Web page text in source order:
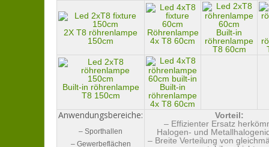
2X T8 röhrenlampe
150cm
Röhrenlampe
4x T8 60cm
Built-in
röhrenlampe
T8 60cm
Built-in röhrenlampe
T8 150cm
Built-in
röhrenlampe
4x T8 60cm
Anwendungsbereiche:
– Sporthallen
– Gewerbeflächen
Vorteil:
– Effizienter Ersatz
Halogen- und
– Breite Verteilung von